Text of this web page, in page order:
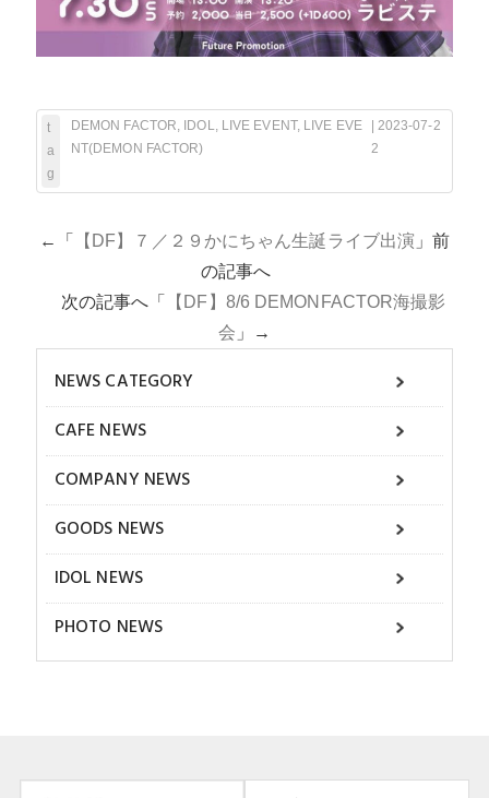
t
a
g
DEMON FACTOR, IDOL, LIVE EVENT, LIVE EVE
NT(DEMON FACTOR)
| 2023-07-2
2
←「 【DF】７／２９かにちゃん生誕ライブ出演 」前
の記事へ
次の記事へ「
【DF】8/6 DEMONFACTOR海撮影
会 」→
NEWS CATEGORY
CAFE NEWS
COMPANY NEWS
GOODS NEWS
IDOL NEWS
PHOTO NEWS